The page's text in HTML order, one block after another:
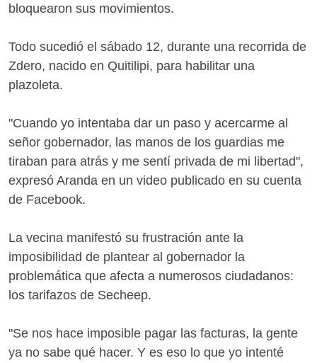
bloquearon sus movimientos.
Todo sucedió el sábado 12, durante una recorrida de
Zdero, nacido en Quitilipi, para habilitar una
plazoleta.
"Cuando yo intentaba dar un paso y acercarme al
señor gobernador, las manos de los guardias me
tiraban para atrás y me sentí privada de mi libertad",
expresó Aranda en un video publicado en su cuenta
de Facebook.
La vecina manifestó su frustración ante la
imposibilidad de plantear al gobernador la
problemática que afecta a numerosos ciudadanos:
los tarifazos de Secheep.
"Se nos hace imposible pagar las facturas, la gente
ya no sabe qué hacer. Y es eso lo que yo intenté